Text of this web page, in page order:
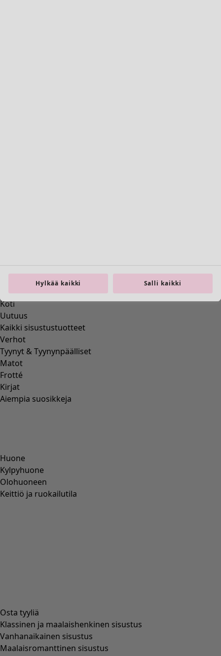
Koti
Uutuus
Kaikki sisustustuotteet
Verhot
Tyynyt & Tyynynpäälliset
Matot
Frotté
Kirjat
Aiempia suosikkeja
Huone
Kylpyhuone
Olohuoneen
Keittiö ja ruokailutila
Osta tyyliä
Klassinen ja maalaishenkinen sisustus
Vanhanaikainen sisustus
Maalaisromanttinen sisustus
Hylkää kaikki Salli kaikki